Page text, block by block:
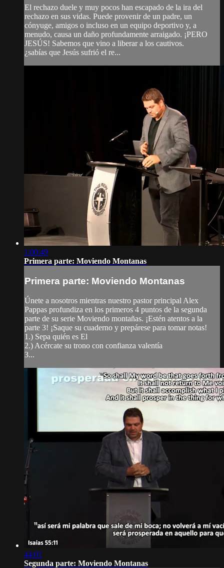
El rechazo duele y muy pocos han escapado de la ira del
rechazo en sus vidas. Puede provenir de un padre, un
cónyuge, amigos o incluso en un equipo deportivo y, a
menudo, causa un daño profundamente arraigado. ¡PERO
JESÚS! Sabemos que vino a liberar a los cautivos.
¿sabías que Jesús sufrió el re...
1:00:49
Primera parte: Moviendo Montanas
Primera parte: Moviendo Montanas
Únete a nosotros mientras nuestro pastor principal Alex
Pappas profundiza en los primeros 4 puntos de la segunda
parte de su serie Moviendo montañas. ¡Estén atentos a la
parte 3! ¡Saque su cuaderno y prepárese para tomar notas!
1.) Sepa quién es El
2.) Acércate su trono con confianza valentía
3...
44:01
Segunda parte: Moviendo Montanas